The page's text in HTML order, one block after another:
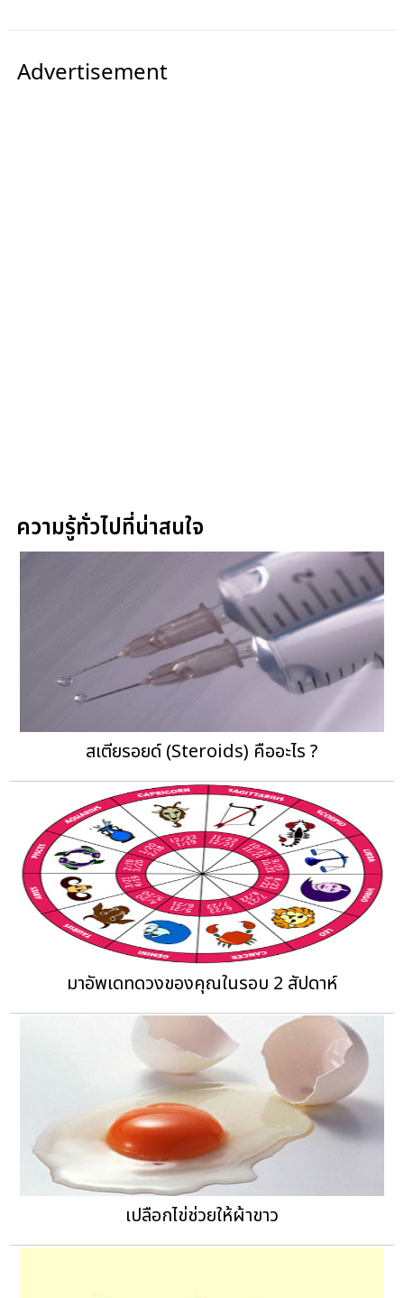
Advertisement
ความรู้ทั่วไปที่น่าสนใจ
สเตียรอยด์ (Steroids) คืออะไร ?
มาอัพเดทดวงของคุณในรอบ 2 สัปดาห์
เปลือกไข่ช่วยให้ผ้าขาว